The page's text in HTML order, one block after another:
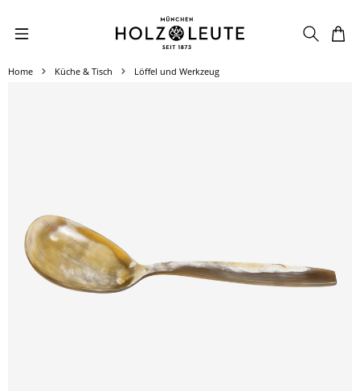
Zum Hauptinhalt springen
Home Küche & Tisch Löffel und Werkzeug